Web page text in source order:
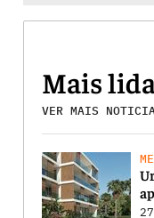
Mais
VER MAIS